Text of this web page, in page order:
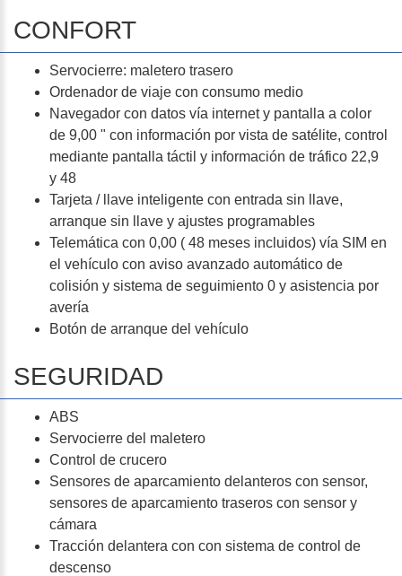
CONFORT
Servocierre: maletero trasero
Ordenador de viaje con consumo medio
Navegador con datos vía internet y pantalla a color
de 9,00 " con información por vista de satélite, control
mediante pantalla táctil y información de tráfico 22,9
y 48
Tarjeta / llave inteligente con entrada sin llave,
arranque sin llave y ajustes programables
Telemática con 0,00 ( 48 meses incluidos) vía SIM en
el vehículo con aviso avanzado automático de
colisión y sistema de seguimiento 0 y asistencia por
avería
Botón de arranque del vehículo
SEGURIDAD
ABS
Servocierre del maletero
Control de crucero
Sensores de aparcamiento delanteros con sensor,
sensores de aparcamiento traseros con sensor y
cámara
Tracción delantera con con sistema de control de
descenso